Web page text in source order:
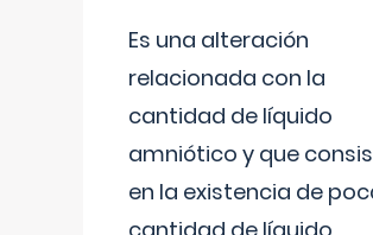
Es una alteración
relacionada con la
cantidad de líquido
amniótico y que
en la existencia de